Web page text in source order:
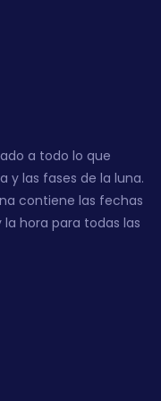
a todo lo que
y las fases de la luna.
contiene las fechas
hora para todas las